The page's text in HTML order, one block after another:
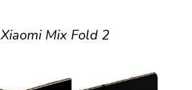
Xiaomi Mix Fold 2